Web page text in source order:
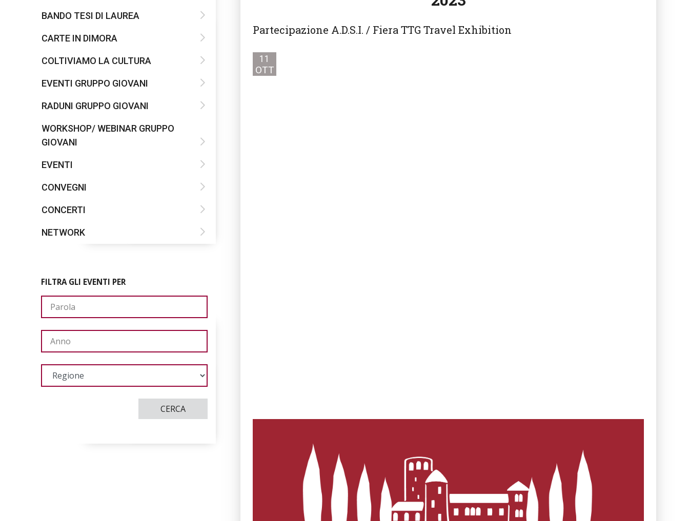
BANDO TESI DI LAUREA
CARTE IN DIMORA
COLTIVIAMO LA CULTURA
EVENTI GRUPPO GIOVANI
RADUNI GRUPPO GIOVANI
WORKSHOP/ WEBINAR GRUPPO
GIOVANI
EVENTI
CONVEGNI
CONCERTI
NETWORK
FILTRA GLI EVENTI PER
CERCA
Partecipazione A.D.S.I. / Fiera TTG Travel Exhibition
11
OTT